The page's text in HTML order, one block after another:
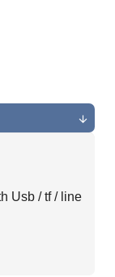
Usb / tf / line